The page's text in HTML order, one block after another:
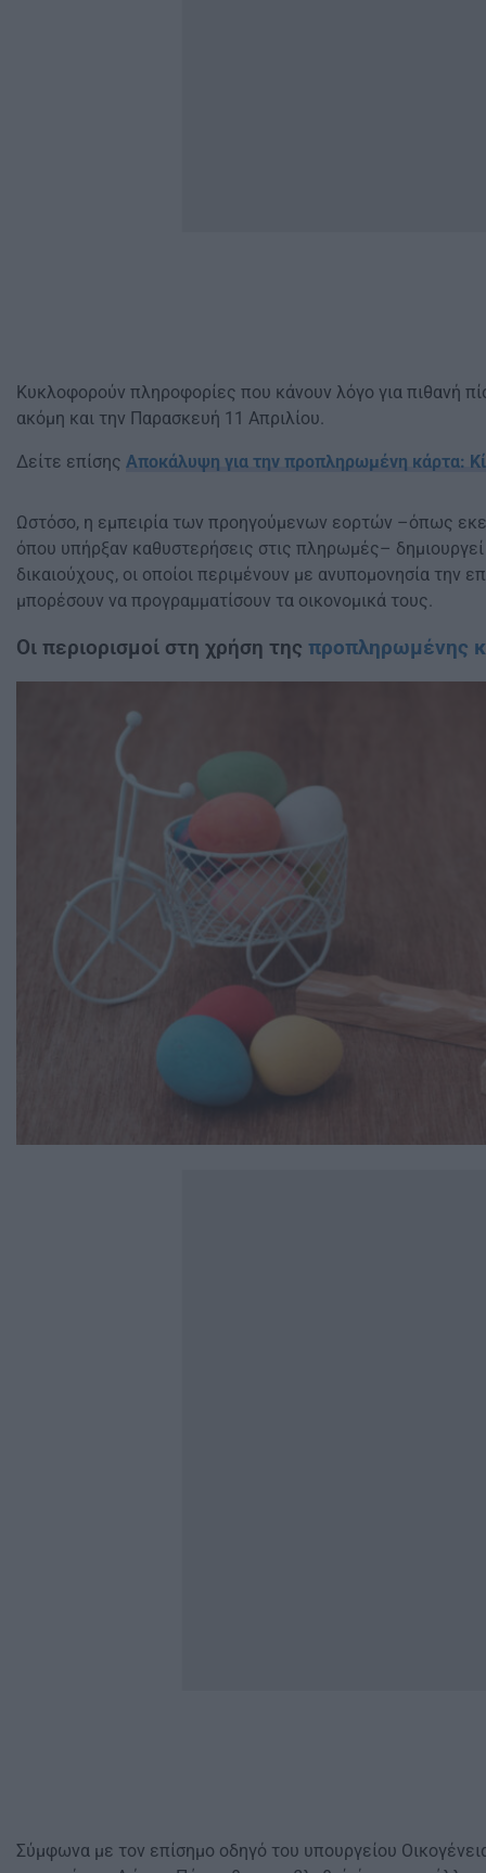
Κυκλοφορούν πληροφορίες που κάνουν λόγο για πιθανή
ακόμη και την Παρασκευή 11 Απριλίου.
Δείτε επίσης Αποκάλυψη για την προπληρωμένη κάρτα:
Ωστόσο, η εμπειρία των προηγούμενων εορτών –όπως
όπου υπήρξαν καθυστερήσεις στις πληρωμές–
δικαιούχους, οι οποίοι περιμένουν με ανυπομονησία την
μπορέσουν να προγραμματίσουν τα οικονομικά τους.
Οι περιορισμοί στη χρήση της προπληρωμένης
Σύμφωνα με τον επίσημο οδηγό του υπουργείου